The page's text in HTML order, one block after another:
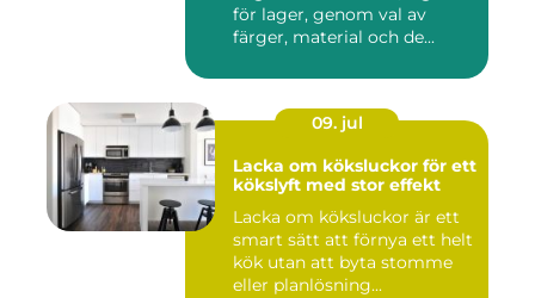
för lager, genom val av
färger, material och de...
09. jul
Lacka om köksluckor för ett
kökslyft med stor effekt
Lacka om köksluckor är ett
smart sätt att förnya ett helt
kök utan att byta stomme
eller planlösning...